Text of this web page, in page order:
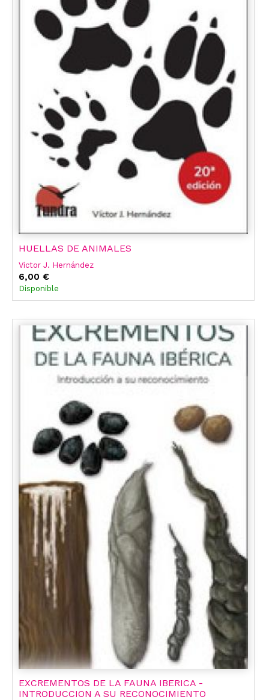
HUELLAS DE ANIMALES
Victor J. Hernández
6,00 €
Disponible
EXCREMENTOS DE LA FAUNA IBERICA -
INTRODUCCION A SU RECONOCIMIENTO